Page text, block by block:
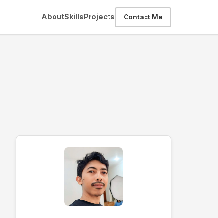
AboutSkillsProjects Contact Me